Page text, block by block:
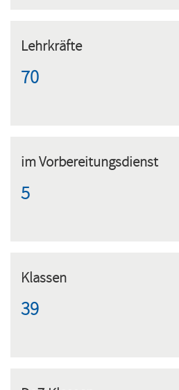
Lehrkräfte
70
im Vorbereitungsdienst
5
Klassen
39